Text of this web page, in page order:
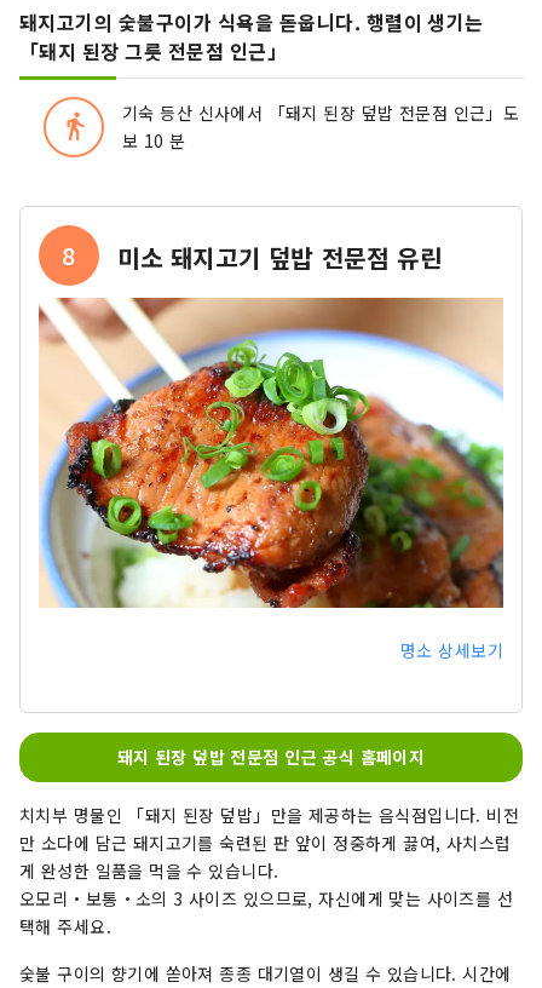
돼지고기의 숯불구이가 식욕을 돋웁니다. 행렬이 생기는
「돼지 된장 그릇 전문점 인근」
directions_walk
기숙 등산 신사에서 「돼지 된장 덮밥 전문점 인근」도
보 10 분
8 미소 돼지고기 덮밥 전문점 유린
명소 상세보기
돼지 된장 덮밥 전문점 인근 공식 홈페이지
치치부 명물인 「돼지 된장 덮밥」만을 제공하는 음식점입니다. 비전
만 소다에 담근 돼지고기를 숙련된 판 앞이 정중하게 끓여, 사치스럽
게 완성한 일품을 먹을 수 있습니다.
오모리・보통・소의 3 사이즈 있으므로, 자신에게 맞는 사이즈를 선
택해 주세요.
숯불 구이의 향기에 쏟아져 종종 대기열이 생길 수 있습니다. 시간에